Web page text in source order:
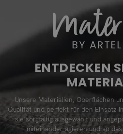
ENTDECKEN
Unsere Materialien, Oberflächen
Qualität und perfekt für den Einsatz
sie sorgfältig ausgewählt und
miteinander agieren und so